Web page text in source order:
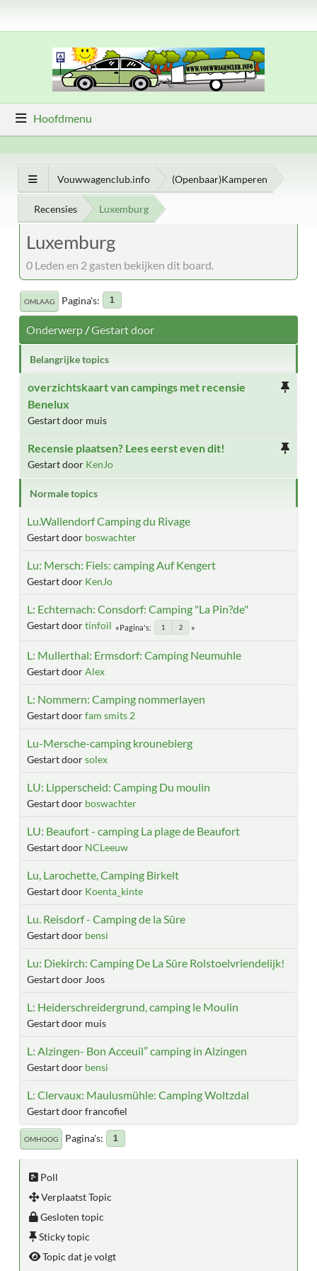
Hoofdmenu
Vouwwagenclub.info (Openbaar)Kamperen
Recensies Luxemburg
Luxemburg
0 Leden en 2 gasten bekijken dit board.
OMLAAG Pagina's 1
Onderwerp/Gestart door
Belangrijke topics
overzichtskaart van campings met recensie
Benelux
Gestart door muis
Recensie plaatsen? Lees eerst even dit!
Gestart door KenJo
Normale topics
Lu.Wallendorf Camping du Rivage
Gestart door boswachter
Lu: Mersch: Fiels: camping Auf Kengert
Gestart door KenJo
L: Echternach: Consdorf: Camping "La Pin?de"
Gestart doortinfoil Pagina's 1 2
L: Mullerthal: Ermsdorf: Camping Neumuhle
Gestart doorAlex
L: Nommern: Camping nommerlayen
Gestart doorfam smits 2
Lu-Mersche-camping krounebierg
Gestart doorsolex
LU: Lipperscheid: Camping Du moulin
Gestart door boswachter
LU: Beaufort - camping La plage de Beaufort
Gestart door NCLeeuw
Lu, Larochette, Camping Birkelt
Gestart door Koenta_kinte
Lu. Reisdorf - Camping de la Sûre
Gestart door bensi
Lu: Diekirch: Camping De La Sûre Rolstoelvriendelijk!
Gestart door Joos
L: Heiderschreidergrund, camping le Moulin
Gestart door muis
L: Alzingen- Bon Acceuil” camping in Alzingen
Gestart door bensi
L: Clervaux: Maulusmühle: Camping Woltzdal
Gestart door francofiel
OMHOOG Pagina's 1
Poll
Verplaatst Topic
Gesloten topic
Sticky topic
Topic dat je volgt